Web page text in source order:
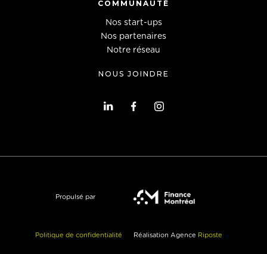
COMMUNAUTÉ
Nos start-ups
Nos partenaires
Notre réseau
NOUS JOINDRE
Politique de confidentialité Réalisation Agence Riposte
Propulsé par